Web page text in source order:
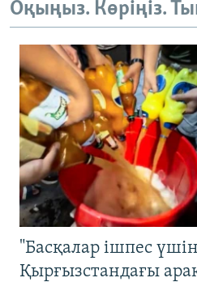
Оқыңыз. Көріңіз.
"Басқалар ішпес
Қырғызстандағы